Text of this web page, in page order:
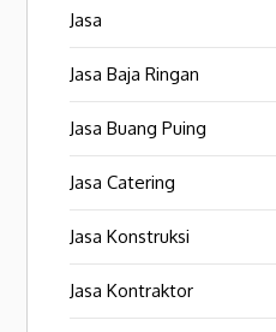
Jasa
Jasa Baja Ringan
Jasa Buang Puing
Jasa Catering
Jasa Konstruksi
Jasa Kontraktor